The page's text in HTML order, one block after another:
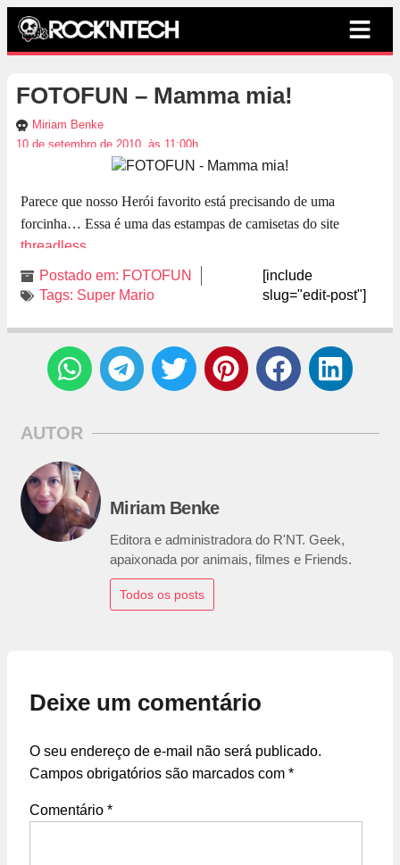
FOTOFUN – Mamma mia!
Miriam Benke
10 de setembro de 2010, às 11:00h
Parece que nosso Herói favorito está precisando de uma
forcinha… Essa é uma das estampas de camisetas do site
threadless
Postado em: FOTOFUN
Tags: Super Mario
[include
slug="edit-post"]
AUTOR
Miriam Benke
Editora e administradora do R'NT. Geek,
apaixonada por animais, filmes e Friends.
Todos os posts
Deixe um comentário
O seu endereço de e-mail não será publicado.
Campos obrigatórios são marcados com *
Comentário *